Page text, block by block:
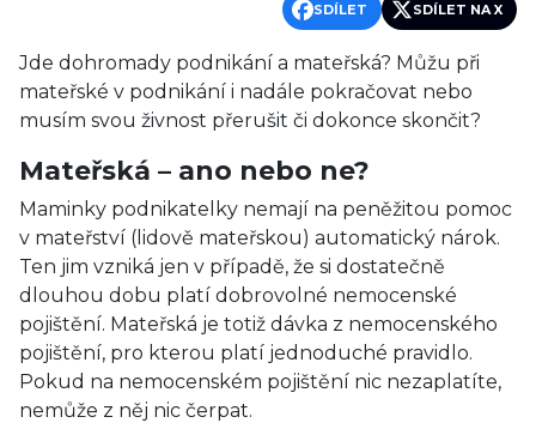
SDÍLET SDÍLET NA X
Jde dohromady podnikání a mateřská? Můžu při
mateřské v podnikání i nadále pokračovat nebo
musím svou živnost přerušit či dokonce skončit?
Mateřská – ano nebo ne?
Maminky podnikatelky nemají na peněžitou pomoc
v mateřství (lidově mateřskou) automatický nárok.
Ten jim vzniká jen v případě, že si dostatečně
dlouhou dobu platí dobrovolné nemocenské
pojištění. Mateřská je totiž dávka z nemocenského
pojištění, pro kterou platí jednoduché pravidlo.
Pokud na nemocenském pojištění nic nezaplatíte,
nemůže z něj nic čerpat.